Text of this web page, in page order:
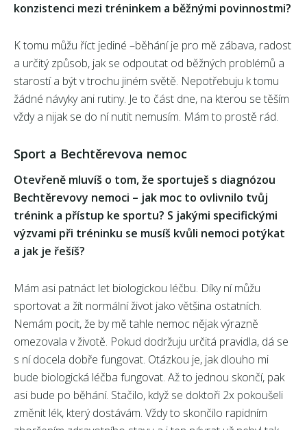
konzistenci mezi tréninkem a běžnými povinnostmi?
K tomu můžu říct jediné –běhání je pro mě zábava, radost
a určitý způsob, jak se odpoutat od běžných problémů a
starostí a být v trochu jiném světě. Nepotřebuju k tomu
žádné návyky ani rutiny. Je to část dne, na kterou se těším
vždy a nijak se do ní nutit nemusím. Mám to prostě rád.
Sport a Bechtěrevova nemoc
Otevřeně mluvíš o tom, že sportuješ s diagnózou
Bechtěrevovy nemoci – jak moc to ovlivnilo tvůj
trénink a přístup ke sportu? S jakými specifickými
výzvami při tréninku se musíš kvůli nemoci potýkat
a jak je řešíš?
Mám asi patnáct let biologickou léčbu. Díky ní můžu
sportovat a žít normální život jako většina ostatních.
Nemám pocit, že by mě tahle nemoc nějak výrazně
omezovala v životě. Pokud dodržuju určitá pravidla, dá se
s ní docela dobře fungovat. Otázkou je, jak dlouho mi
bude biologická léčba fungovat. Až to jednou skončí, pak
asi bude po běhání. Stačilo, když se doktoři 2x pokoušeli
změnit lék, který dostávám. Vždy to skončilo rapidním